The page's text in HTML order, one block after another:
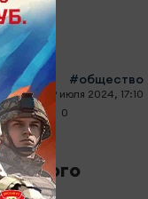
#общество
29 июля 2024, 17:10
0 0